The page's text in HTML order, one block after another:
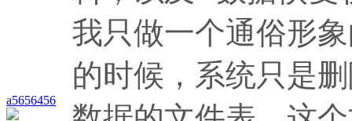
a5656456
我只做一个通俗形
的时候，系统只是